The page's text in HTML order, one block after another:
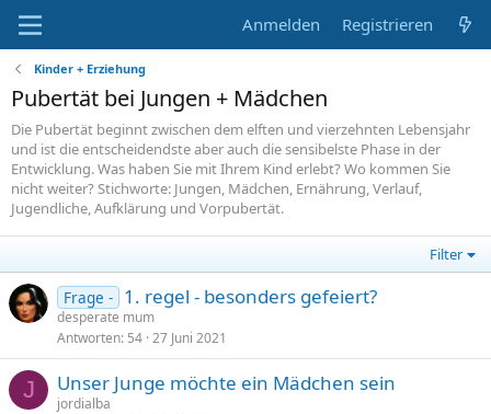
Anmelden Registrieren
Kinder + Erziehung
Pubertät bei Jungen + Mädchen
Die Pubertät beginnt zwischen dem elften und vierzehnten Lebensjahr
und ist die entscheidendste aber auch die sensibelste Phase in der
Entwicklung. Was haben Sie mit Ihrem Kind erlebt? Wo kommen Sie
nicht weiter? Stichworte: Jungen, Mädchen, Ernährung, Verlauf,
Jugendliche, Aufklärung und Vorpubertät.
Filter
Frage - 1. regel - besonders gefeiert?
desperate mum
Antworten 54 27 Juni 2021
J Unser Junge möchte ein Mädchen sein
jordialba